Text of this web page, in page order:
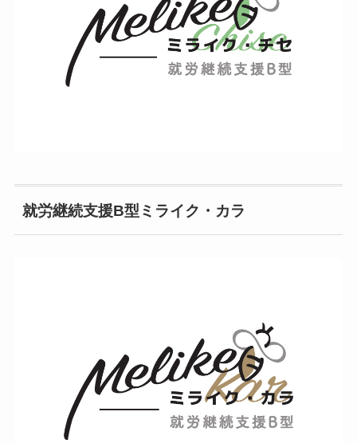
就労継続支援B型ミライク・カラ